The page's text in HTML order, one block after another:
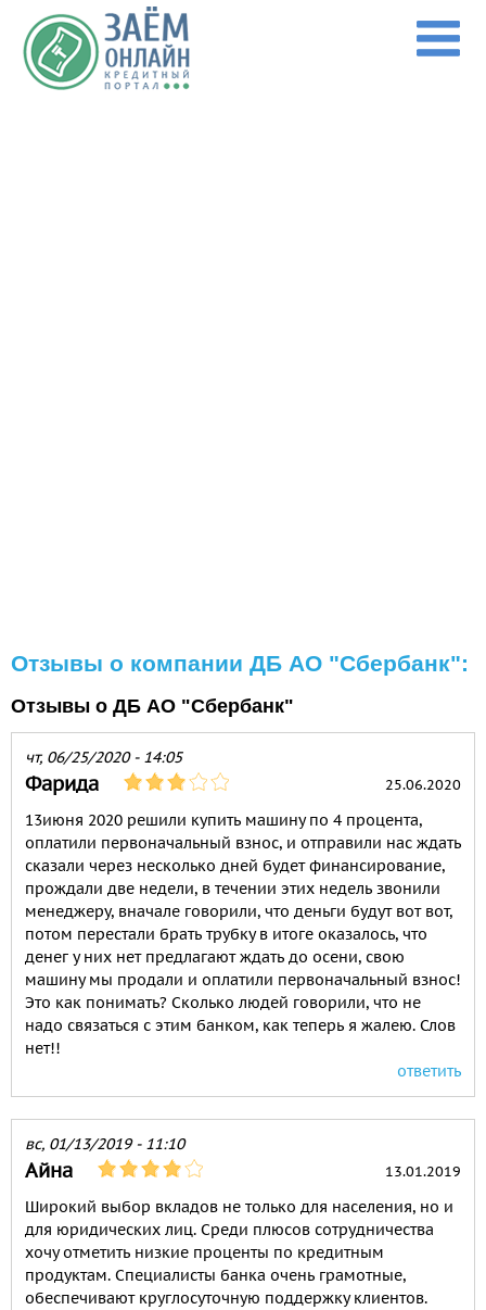
Перейти к основному содержанию
Отзывы о компании ДБ АО "Сбербанк":
Отзывы о ДБ АО "Сбербанк"
чт, 06/25/2020 - 14:05
Фарида 25.06.2020
13июня 2020 решили купить машину по 4 процента,
оплатили первоначальный взнос, и отправили нас ждать
сказали через несколько дней будет финансирование,
прождали две недели, в течении этих недель звонили
менеджеру, вначале говорили, что деньги будут вот вот,
потом перестали брать трубку в итоге оказалось, что
денег у них нет предлагают ждать до осени, свою
машину мы продали и оплатили первоначальный взнос!
Это как понимать? Сколько людей говорили, что не
надо связаться с этим банком, как теперь я жалею. Слов
нет!!
ответить
вс, 01/13/2019 - 11:10
Айна 13.01.2019
Широкий выбор вкладов не только для населения, но и
для юридических лиц. Среди плюсов сотрудничества
хочу отметить низкие проценты по кредитным
продуктам. Специалисты банка очень грамотные,
обеспечивают круглосуточную поддержку клиентов.